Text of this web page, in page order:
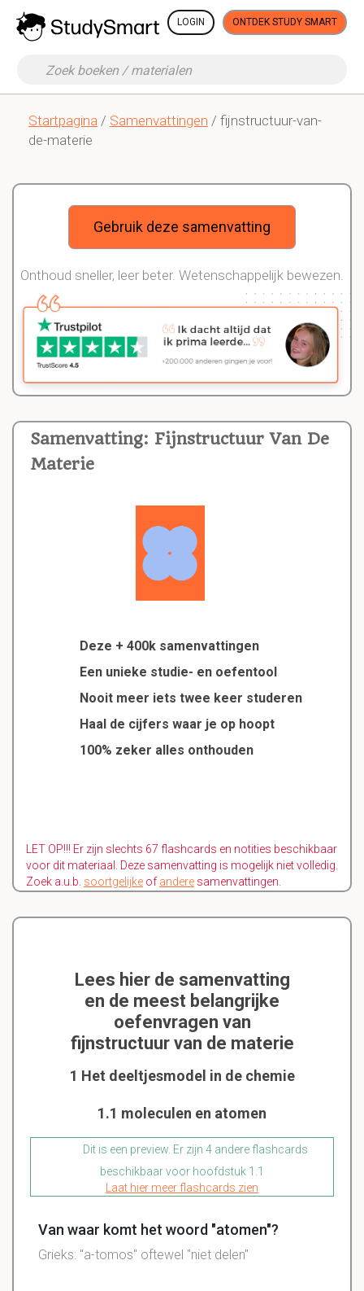
LOGIN ONTDEK STUDY SMART
Startpagina / Samenvattingen / fijnstructuur-van-
de-materie
Samenvatting: Fijnstructuur Van De
Materie
Deze + 400k samenvattingen
Een unieke studie- en oefentool
Nooit meer iets twee keer studeren
Haal de cijfers waar je op hoopt
100% zeker alles onthouden
LET OP!!! Er zijn slechts 67 flashcards en notities beschikbaar
voor dit materiaal. Deze samenvatting is mogelijk niet volledig.
Zoek a.u.b. soortgelijke of andere samenvattingen.
Gebruik deze samenvatting
Onthoud sneller, leer beter. Wetenschappelijk bewezen.
Lees hier de samenvatting
en de meest belangrijke
oefenvragen van
fijnstructuur van de materie
1 Het deeltjesmodel in de chemie
1.1 moleculen en atomen
Dit is een preview. Er zijn 4 andere flashcards
beschikbaar voor hoofdstuk 1.1
Laat hier meer flashcards zien
Van waar komt het woord "atomen"?
Grieks: "a-tomos" oftewel "niet delen"